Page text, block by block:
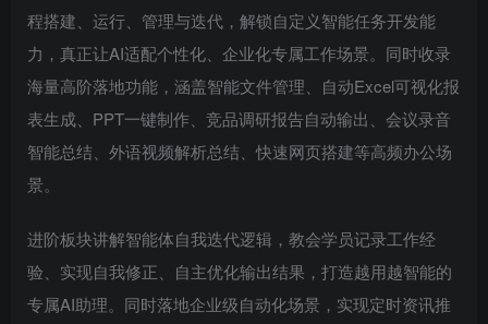
程搭建、运行、管理与迭代，解锁自定义智能任务开发能
力，真正让AI适配个性化、企业化专属工作场景。同时收录
海量高阶落地功能，涵盖智能文件管理、自动Excel可视化报
表生成、PPT一键制作、竞品调研报告自动输出、会议录音
智能总结、外语视频解析总结、快速网页搭建等高频办公场
景。
进阶板块讲解智能体自我迭代逻辑，教会学员记录工作经
验、实现自我修正、自主优化输出结果，打造越用越智能的
专属AI助理。同时落地企业级自动化场景，实现定时资讯推